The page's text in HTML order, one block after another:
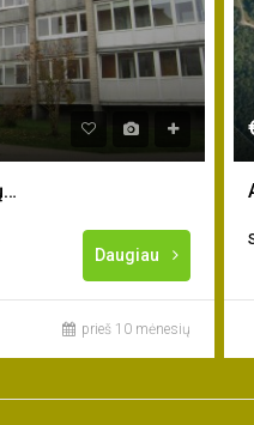
Parduodamas 3 kambarių butas Gargžduose
Daugiau
prieš 10 mėnesių